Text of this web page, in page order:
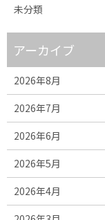
未分類
アーカイブ
2026年8月
2026年7月
2026年6月
2026年5月
2026年4月